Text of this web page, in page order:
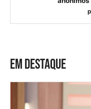
EM DESTAQUE